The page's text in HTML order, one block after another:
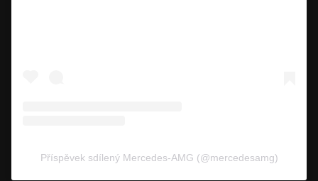
Příspěvek sdílený Mercedes-AMG (@mercedesamg)